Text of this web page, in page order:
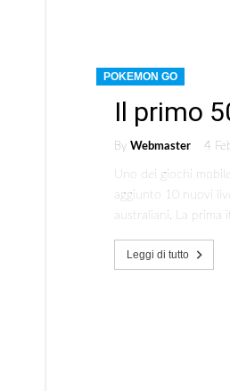
POKEMON GO
Il primo
By Webmaster 4
Uno dei giochi
aggiunto 10 nuovi
australiani. La prima
Leggi di tutto